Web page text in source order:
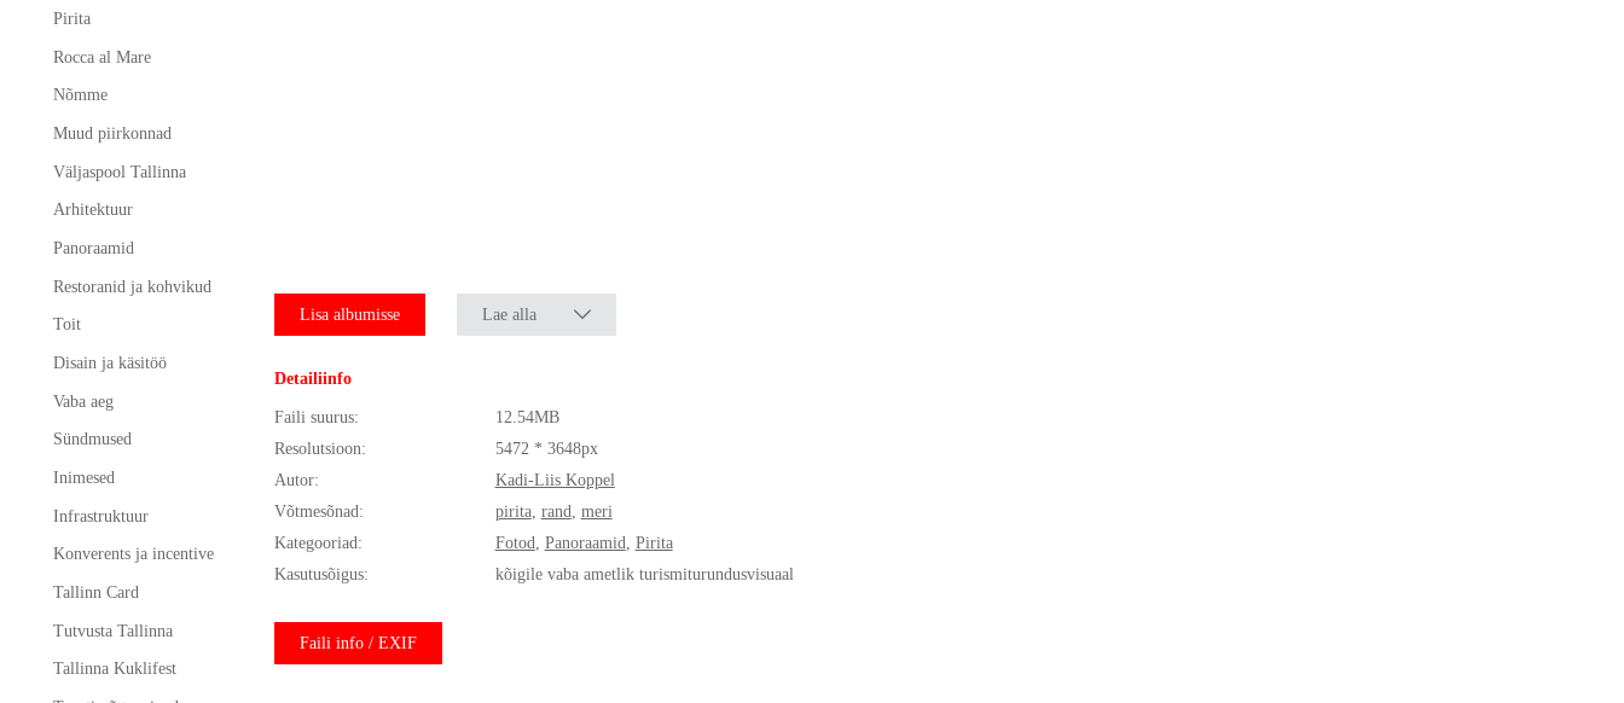
Pirita
Rocca al Mare
Nõmme
Muud piirkonnad
Väljaspool Tallinna
Arhitektuur
Panoraamid
Restoranid ja kohvikud
Toit
Disain ja käsitöö
Vaba aeg
Sündmused
Inimesed
Infrastruktuur
Konverents ja incentive
Tallinn Card
Tutvusta Tallinna
Tallinna Kuklifest
Lisa albumisse Lae alla
Detailiinfo
Faili suurus:
12.54MB
Resolutsioon:
5472 * 3648px
Autor:
Kadi-Liis Koppel
Võtmesõnad:
pirita, rand meri
Kategooriad:
Fotod Panoraamid Pirita
Kasutusõigus:
kõigile vaba ametlik turismiturundusvisuaal
Faili info / EXIF